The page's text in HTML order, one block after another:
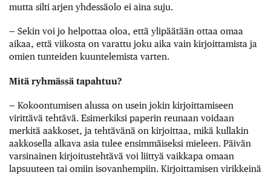
mutta silti arjen yhdessäolo ei aina suju.
— Sekin voi jo helpottaa oloa, että ylipäätään ottaa omaa
aikaa, että viikosta on varattu joku aika vain kirjoittamista ja
omien tunteiden kuuntelemista varten.
Mitä ryhmässä tapahtuu?
— Kokoontumisen alussa on usein jokin kirjoittamiseen
virittävä tehtävä. Esimerkiksi paperin reunaan voidaan
merkitä aakkoset, ja tehtävänä on kirjoittaa, mikä kullakin
aakkosella alkava asia tulee ensimmäiseksi mieleen. Päivän
varsinainen kirjoitustehtävä voi liittyä vaikkapa omaan
lapsuuteen tai omiin isovanhempiin. Kirjoittamisen virikkeinä